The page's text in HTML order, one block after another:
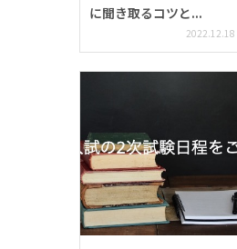
に聞き取るコツと...
2022.12.18